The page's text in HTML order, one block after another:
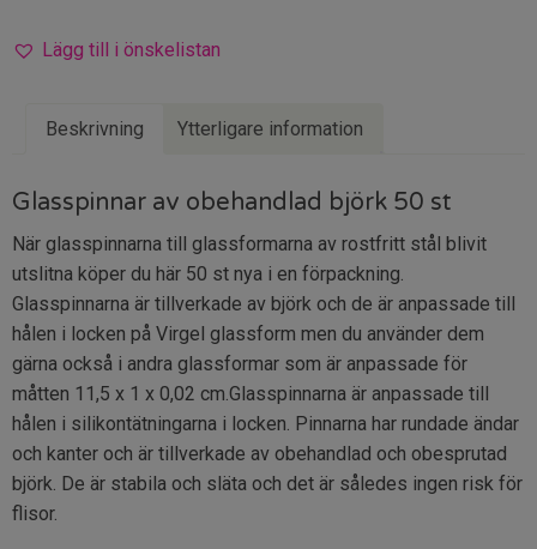
Lägg till i önskelistan
Beskrivning Ytterligare information
Glasspinnar av obehandlad björk 50 st
När glasspinnarna till glassformarna av rostfritt stål blivit
utslitna köper du här 50 st nya i en förpackning.
Glasspinnarna är tillverkade av björk och de är anpassade till
hålen i locken på Virgel glassform men du använder dem
gärna också i andra glassformar som är anpassade för
måtten 11,5 x 1 x 0,02 cm.Glasspinnarna är anpassade till
hålen i silikontätningarna i locken. Pinnarna har rundade ändar
och kanter och är tillverkade av obehandlad och obesprutad
björk. De är stabila och släta och det är således ingen risk för
flisor.